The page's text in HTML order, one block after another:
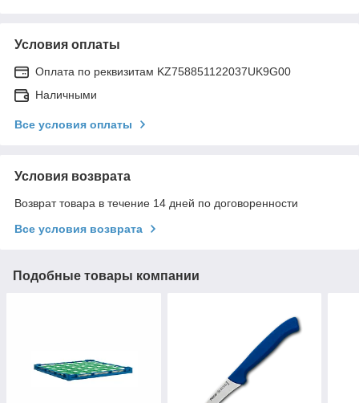
Условия оплаты
Оплата по реквизитам KZ758851122037UK9G00
Наличными
Все условия оплаты
Условия возврата
Возврат товара в течение 14 дней по договоренности
Все условия возврата
Подобные товары компании